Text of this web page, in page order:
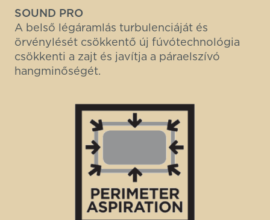
SOUND PRO
A belső légáramlás turbulenciáját és
örvénylését csökkentő új fúvótechnológia
csökkenti a zajt és javítja a páraelszívó
hangminőségét.